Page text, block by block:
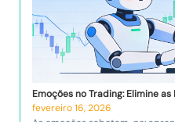
Emoções no Trading: Elimine
fevereiro 16, 2026